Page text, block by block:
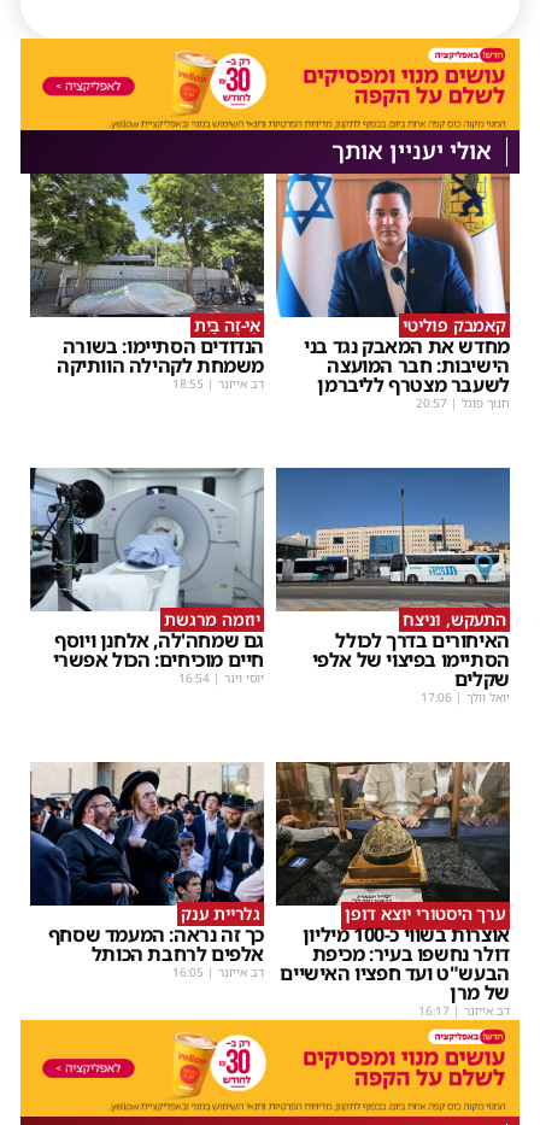
אולי יעניין אותך
קאמבק פוליטי
מחדש את המאבק נגד בני
הישיבות: חבר המועצה
לשעבר מצטרף לליברמן
חנוך פוגל |
20:57
אֵי-זֶה בַּיִת
הנדודים הסתיימו: בשורה
משמחת לקהילה הוותיקה
דב אייזנר |
18:55
התעקש, וניצח
האיחורים בדרך לכולל
הסתיימו בפיצוי של אלפי
שקלים
יואל וולך |
17:06
יוזמה מרגשת
גם שמחה'לה, אלחנן ויוסף
חיים מוכיחים: הכול אפשרי
יוסי וינר |
16:54
ערך היסטורי יוצא דופן
אוצרות בשווי כ-100 מיליון
דולר נחשפו בעיר: מכיפת
הבעש"ט ועד חפציו האישיים
של מרן
דב אייזנר |
16:17
גלריית ענק
כך זה נראה: המעמד שסחף
אלפים לרחבת הכותל
דב אייזנר |
16:05